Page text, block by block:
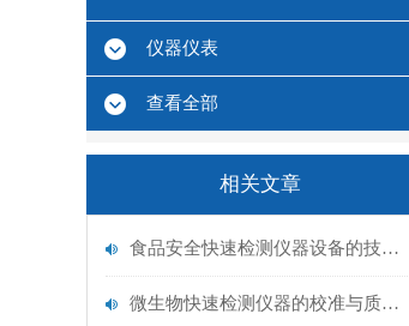
仪器仪表
查看全部
相关文章
食品安全快速检测仪器设备的技术演进与应用场景
微生物快速检测仪器的校准与质控：保证结果准确性的黄金法则